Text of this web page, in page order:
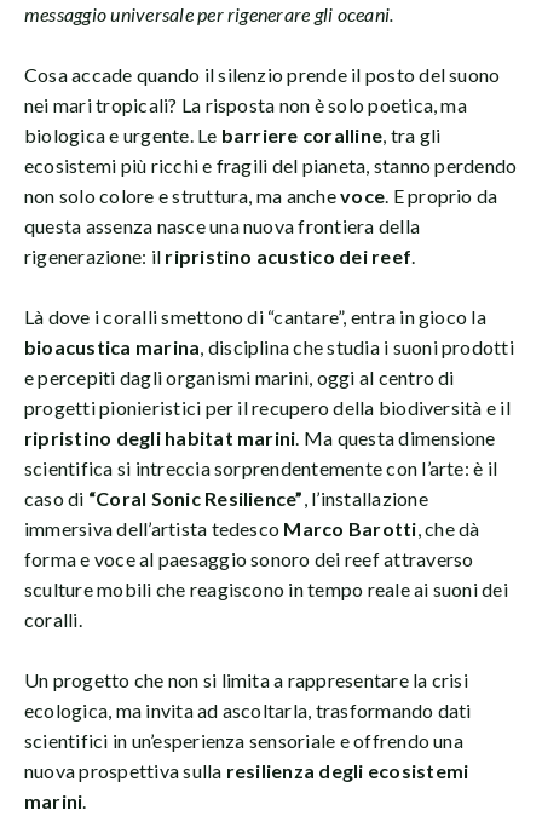
messaggio universale per rigenerare gli oceani.
Cosa accade quando il silenzio prende il posto del suono
nei mari tropicali? La risposta non è solo poetica, ma
biologica e urgente. Le barriere coralline , tra gli
ecosistemi più ricchi e fragili del pianeta, stanno perdendo
non solo colore e struttura, ma anchevoce . E proprio da
questa assenza nasce una nuova frontiera della
rigenerazione: il ripristino acustico dei reef
Là dove i coralli smettono di “cantare”, entra in gioco la
bioacustica marina , disciplina che studia i suoni prodotti
e percepiti dagli organismi marini, oggi al centro di
progetti pionieristici per il recupero della biodiversità e il
ripristino degli habitat marini . Ma questa dimensione
scientifica si intreccia sorprendentemente con l’arte: è il
caso di “Coral Sonic Resilience” , l’installazione
immersiva dell’artista tedesco Marco Barotti , che dà
forma e voce al paesaggio sonoro dei reef attraverso
sculture mobili che reagiscono in tempo reale ai suoni dei
coralli.
Un progetto che non si limita a rappresentare la crisi
ecologica, ma invita ad ascoltarla, trasformando dati
scientifici in un’esperienza sensoriale e offrendo una
nuova prospettiva sulla resilienza degli ecosistemi
marini